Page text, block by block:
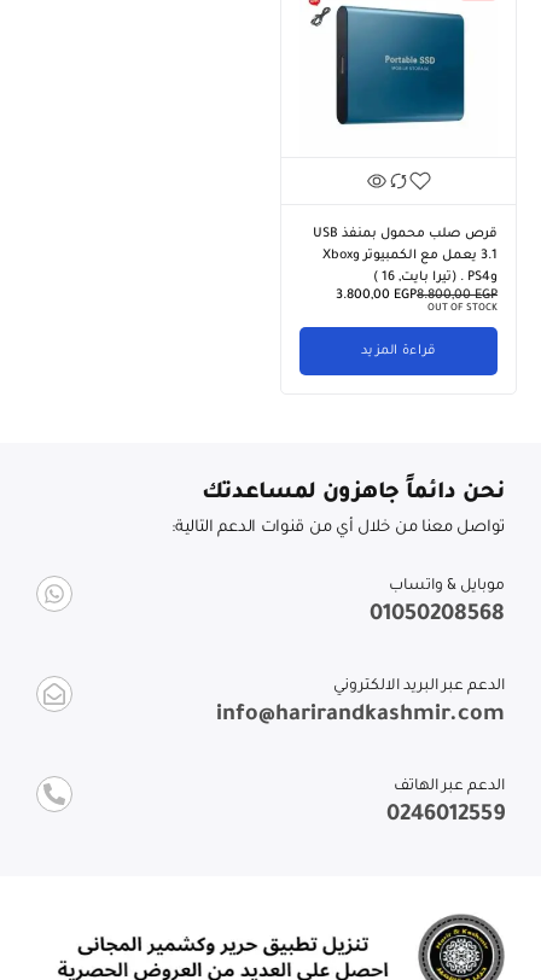
قرص صلب محمول بمنفذ USB
3.1 يعمل مع الكمبيوتر وXbox
وPS4 . (تيرا بايت, 16 )
8.800,00EGP
3.800,00 EGP
OUT OF STOCK
قراءة المزيد
نحن دائماً جاهزون لمساعدتك
تواصل معنا من خلال أي من قنوات الدعم التالية:
موبايل & واتساب
01050208568
الدعم عبر البريد الالكتروني
info@harirandkashmir.com
الدعم عبر الهاتف
0246012559